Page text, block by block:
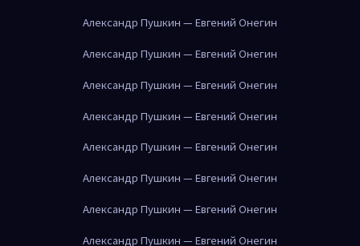
Александр Пушкин — Евгений Онегин
Александр Пушкин — Евгений Онегин
Александр Пушкин — Евгений Онегин
Александр Пушкин — Евгений Онегин
Александр Пушкин — Евгений Онегин
Александр Пушкин — Евгений Онегин
Александр Пушкин — Евгений Онегин
Александр Пушкин — Евгений Онегин